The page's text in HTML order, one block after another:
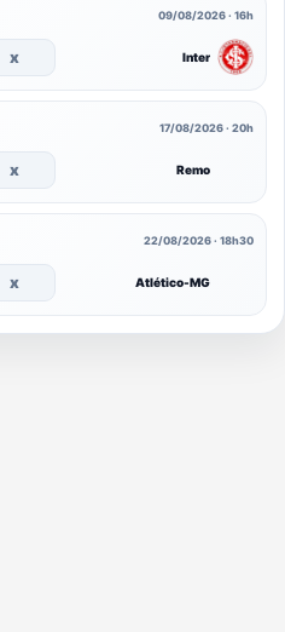
09/08/2026 · 16h
x Inter
17/08/2026 · 20h
x Remo
22/08/2026 · 18h30
x Atlético-MG